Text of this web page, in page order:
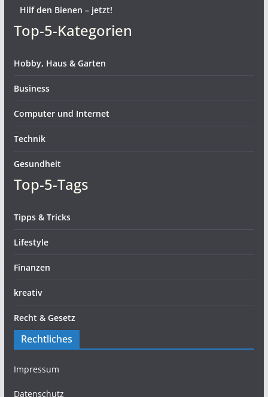
Hilf den Bienen – jetzt!
Top-5-Kategorien
Hobby, Haus & Garten
Business
Computer und Internet
Technik
Gesundheit
Top-5-Tags
Tipps & Tricks
Lifestyle
Finanzen
kreativ
Recht & Gesetz
Rechtliches
Impressum
Datenschutz